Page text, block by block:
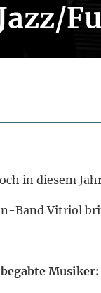
in diesem
Band Vitriol
Musiker: